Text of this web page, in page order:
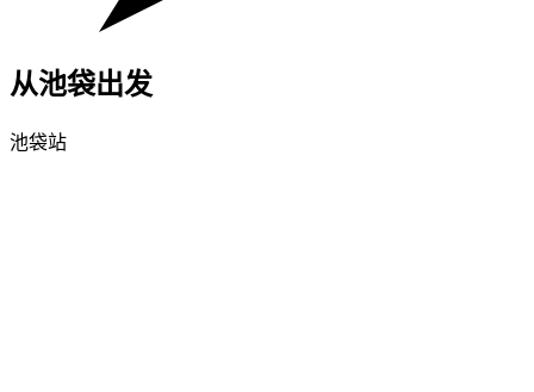
从池袋出发
池袋站